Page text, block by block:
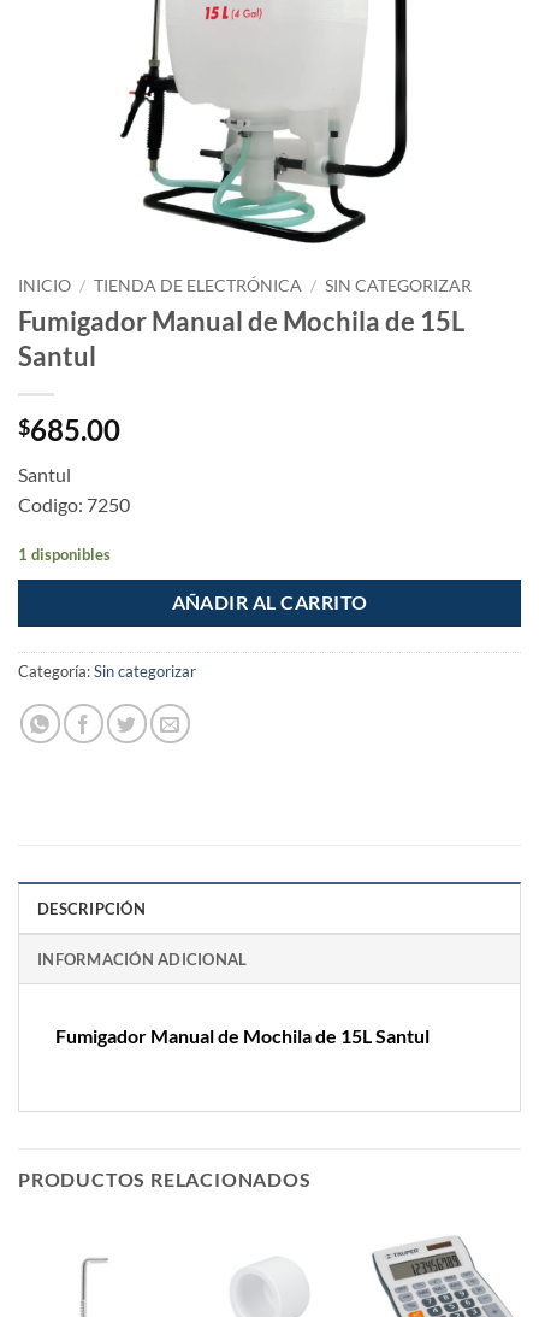
INICIO / TIENDA DE ELECTRÓNICA / SIN CATEGORIZAR
Fumigador Manual de Mochila de 15L
Santul
$685.00
Santul
Codigo: 7250
1 disponibles
AÑADIR AL CARRITO
Categoría:Sin categorizar
DESCRIPCIÓN
INFORMACIÓN ADICIONAL
Fumigador Manual de Mochila de 15L Santul
PRODUCTOS RELACIONADOS